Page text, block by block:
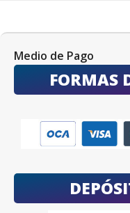
Medio de Pago
FORMAS